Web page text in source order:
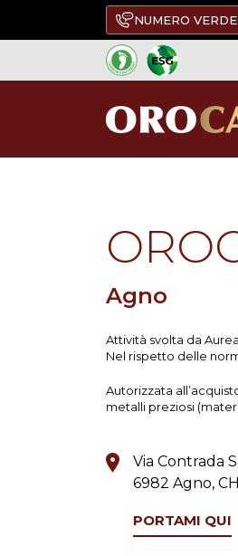
NUMERO VERDE:
TORNA A
Agno
Attività svolta da
Nel rispetto delle
Autorizzata
metalli preziosi
Via Contrada
6982 Agno, CH
PORTAMI QUI